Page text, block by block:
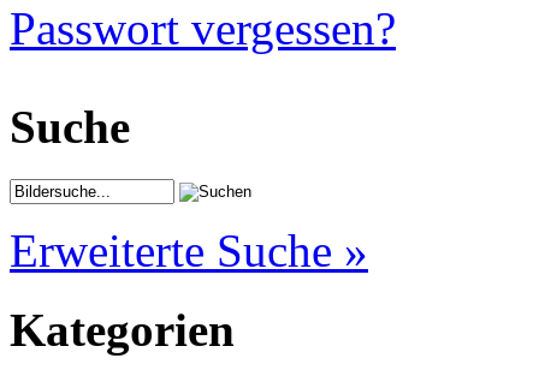
Passwort vergessen?
Suche
Erweiterte Suche »
Kategorien